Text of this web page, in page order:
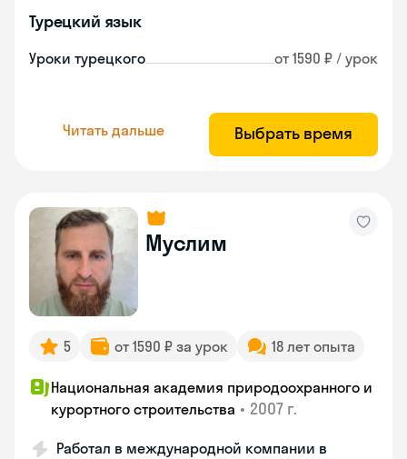
Турецкий язык
Уроки турецкого от 1590 ₽ / урок
Читать дальше Выбрать время
Муслим
5 от 1590 ₽ за урок 18 лет опыта
Национальная академия природоохранного и
курортного строительства • 2007 г.
Работал в международной компании в